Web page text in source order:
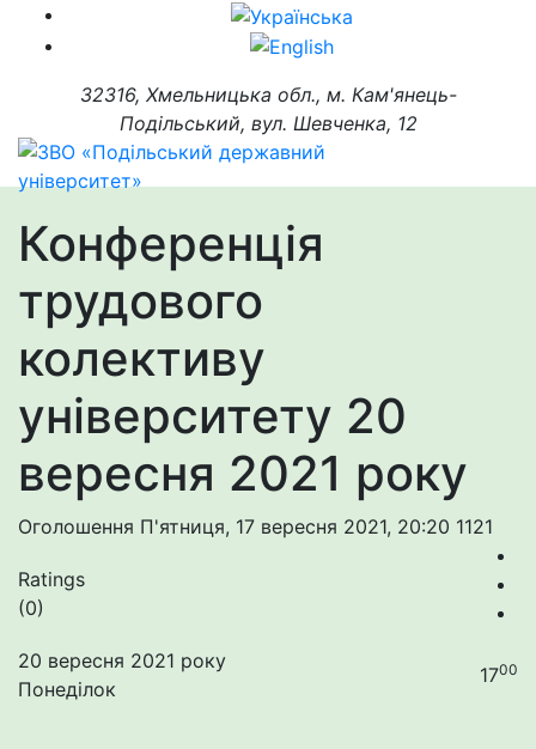
32316, Хмельницька обл., м. Кам'янець-
Подільський, вул. Шевченка, 12
Конференція
трудового
колективу
університету 20
вересня 2021 року
Оголошення П'ятниця, 17 вересня 2021, 20:20 1121
Ratings
(0)
20 вересня 2021 року
Понеділок
1700